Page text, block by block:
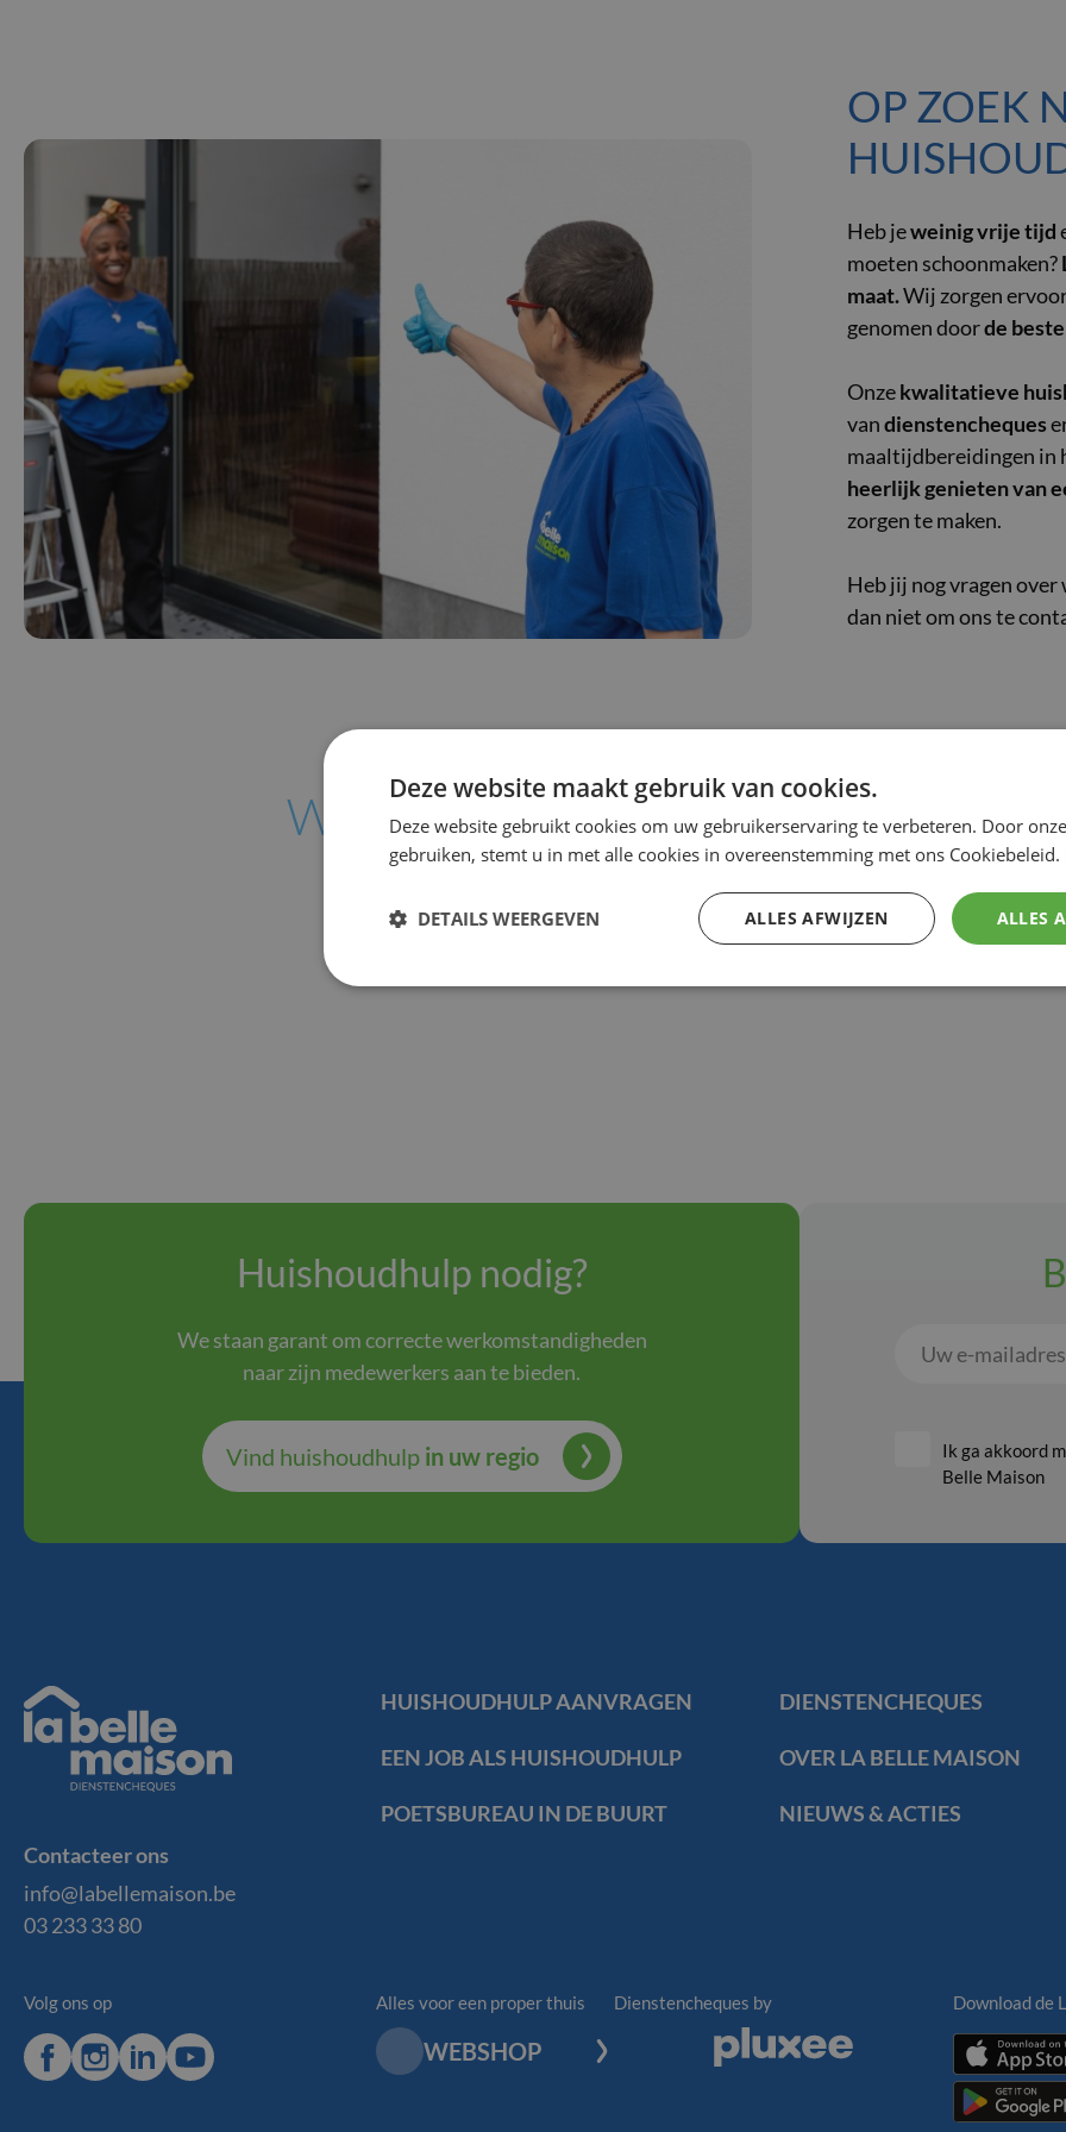
OP ZOEK
Heb jeweinig vrije tijd
moeten schoonmaken?
maat.Wij zorgen
genomen doorde
Onzekwalitatieve
vandienstencheques
maaltijdbereidingen in
heerlijk genieten van
zorgen te maken.
Heb jij nog vragen
dan niet om ons te
We kijken er naar uit om je te
properste familie van 't
Huishoudhulp nodig?
We staan garant om correcte werkomstandigheden
naar zijn medewerkers aan te bieden.
Vind huishoudhulp in uw regio
Uw
Ik ga akkoord
Belle Maison
Maison
Contacteer ons
info@labellemaison.be
03 233 33 80
Footer
Navigation
HUISHOUDHULP AANVRAGEN
EEN JOB ALS HUISHOUDHULP
POETSBUREAU IN DE BUURT
DIENSTENCHEQUES
OVER LA BELLE MAISON
NIEUWS & ACTIES
Volg ons op
FacebookInstagram
LinkedInYoutube
Alles voor een proper thuis
WEBSHOP
Dienstencheques by
Download de
Download
de
La
Belle
Download
de
Deze website maakt gebruik van cookies.
Deze website gebruikt cookies om uw gebruikerservaring te verbeteren. Door
gebruiken, stemt u in met alle cookies in overeenstemming met ons Cookiebeleid.
ALLES
ALLES AFWIJZEN
DETAILS WEERGEVEN